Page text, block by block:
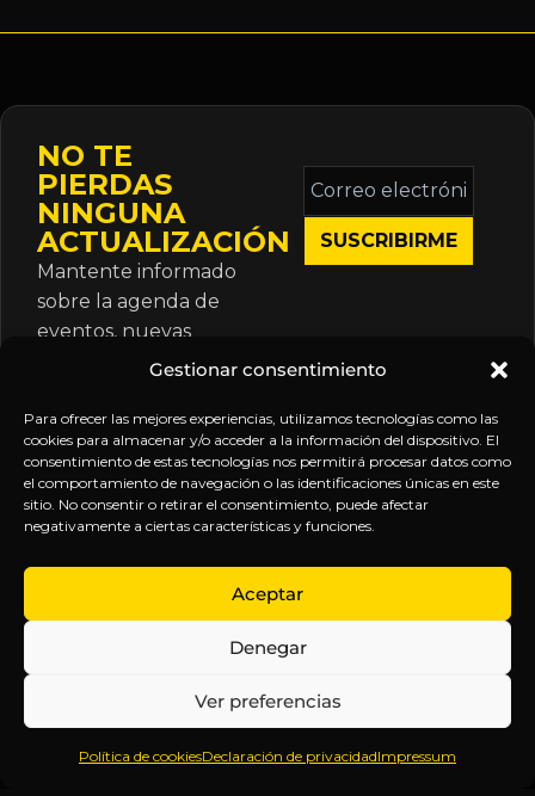
Gestionar consentimiento
Para ofrecer las mejores experiencias, utilizamos tecnologías como las
cookies para almacenar y/o acceder a la información del dispositivo. El
consentimiento de estas tecnologías nos permitirá procesar datos como
el comportamiento de navegación o las identificaciones únicas en este
sitio. No consentir o retirar el consentimiento, puede afectar
negativamente a ciertas características y funciones.
Aceptar
Denegar
Ver preferencias
Política de cookiesDeclaración de privacidadImpressum
NO TE
PIERDAS
NINGUNA
ACTUALIZACIÓN
Mantente informado
sobre la agenda de
eventos, nuevas
publicaciones y
suscripción.
Correo
electrónico
*
Inteligencia
Anticipándonos
EXPLORA
Inicio
Sobre
Contenido
Webinars
LEGAL
Política
de
Términos y
Aviso
SÍGUENOS